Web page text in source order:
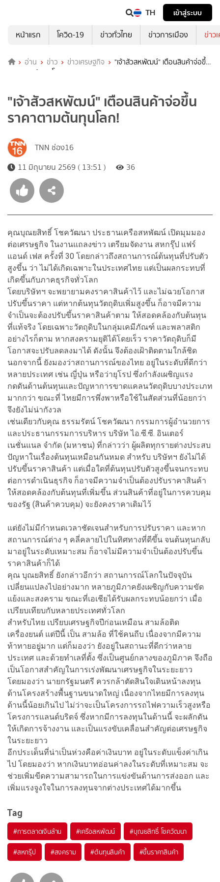
TH
เข้าสู่ระบบ
หน้าแรก
โควิด-19 ข่าวทั่วไทย ข่าวการเมือง ข่าว
อ่าน ข่าว ข่าวเศรษฐกิจ
"เจ้าสัวสหพัฒน์" เตือนสินค้าจ่อขึ้น
ราคาตามต้นทุนโลก!
"เจ้าสัวสหพัฒน์" เตือนสินค้าจ่อขึ้น
ราคาตามต้นทุนโลก!
TNN ช่อง16
11 มิถุนายน 2569 ( 13:51 )
36
คุณบุณยสิทธิ์ โชควัฒนา ประธานเครือสหพัฒน์ เปิดมุมมอง
ต่อเศรษฐกิจ ในงานแถลงข่าว เตรียมจัดงาน สหกรุ๊ป แฟร์
แอนด์ เฟส ครั้งที่ 30 โดยกล่าวถึงสถานการณ์ต้นทุนที่ปรับตัว
สูงขึ้น ว่า ไม่ได้เกิดเฉพาะในประเทศไทย แต่เป็นผลกระทบที่
เกิดขึ้นกับภาคธุรกิจทั่วโลก
โดยบริษัทฯ จะพยายามคงราคาสินค้าไว้ และไม่ฉวยโอกาส
ปรับขึ้นราคา แต่หากต้นทุนวัตถุดิบเพิ่มสูงขึ้น ก็อาจมีความ
จำเป็นจะต้องปรับขึ้นราคาสินค้าตาม ให้สอดคล้องกับต้นทุน
ที่แท้จริง โดยเฉพาะวัตถุดิบในกลุ่มเคมีภัณฑ์ และพลาสติก
อย่างไรก็ตาม หากสงครามยุติได้โดยเร็ว ราคาวัตถุดิบก็มี
โอกาสจะปรับลดลงมาได้ ดังนั้น จึงต้องเฝ้าติดตามใกล้ชิด
นอกจากนี้ ยังมองว่าสถานการณ์ของไทย อยู่ในระดับที่ดีกว่า
หลายประเทศ เช่น ญี่ปุ่น หรือว่ายุโรป ซึ่งกำลังเผชิญแรง
กดดันด้านต้นทุนและปัญหาการขาดแคลนวัตถุดิบบางประเภท
มากกว่า ขณะที่ ไทยมีการพึ่งพาหรือใช้ในสัดส่วนที่น้อยกว่า
จึงยังไม่น่ากังวล
เช่นเดียวกับคุณ ธรรมรัตน์ โชควัฒนา กรรมการผู้อำนวยการ
และประธานกรรมการบริหาร บริษัท ไอ.ซี.ซี. อินเตอร์
เนชั่นแนล จำกัด (มหาชน) ที่กล่าวว่า ผู้ผลิตทุกรายต่างประสบ
ปัญหาในเรื่องต้นทุนเหมือนกันหมด สำหรับ บริษัทฯ ยังไม่ได้
ปรับขึ้นราคาสินค้า แต่เมื่อใดที่ต้นทุนปรับตัวสูงขึ้นจนกระทบ
ต่อการดำเนินธุรกิจ ก็อาจมีความจำเป็นต้องปรับราคาสินค้า
ให้สอดคล้องกับต้นทุนที่เพิ่มขึ้น ส่วนสินค้าที่อยู่ในการควบคุม
ของรัฐ (สินค้าควบคุม) จะยังคงราคาเดิมไว้
แต่ยังไม่มีกำหนดเวลาชัดเจนสำหรับการปรับราคา และหาก
สถานการณ์ต่าง ๆ คลี่คลายไปในทิศทางที่ดีขึ้น จนต้นทุนกลับ
มาอยู่ในระดับเหมาะสม ก็อาจไม่มีความจำเป็นต้องปรับขึ้น
ราคาสินค้าก็ได้
คุณ บุณยสิทธิ์ ยังกล่าวอีกว่า สถานการณ์โลกในปัจจุบัน
เปลี่ยนแปลงไปอย่างมาก หลายภูมิภาคยังเผชิญกับความขัด
แย้งและสงคราม ขณะที่เอเชียได้รับผลกระทบน้อยกว่า เมื่อ
เปรียบเทียบกับหลายประเทศทั่วโลก
สำหรับไทย เปรียบเศรษฐกิจปีก่อนเหมือน สามล้อติด
เครื่องยนต์ แต่ปีนี้ เป็น สามล้อ ที่ใช้คนถีบ เนื่องจากมีความ
ท้าทายอยู่มาก แต่ก็มองว่า ยังอยู่ในสถานะที่ดีกว่าหลาย
ประเทศ และด้วยทำเลที่ตั้ง ซึ่งเป็นศูนย์กลางของภูมิภาค จึงถือ
เป็นโอกาสสำคัญในการเร่งพัฒนาเศรษฐกิจในระยะยาว
โดยมองว่า นายกรัฐมนตรี ควรกล้าตัดสินใจเดินหน้าลงทุน
ด้านโครงสร้างพื้นฐานขนาดใหญ่ เนื่องจากไทยมีการลงทุน
ด้านนี้น้อยเกินไป ไม่ว่าจะเป็นโครงการรถไฟความเร็วสูงหรือ
โครงการแลนด์บริดจ์ ซึ่งหากมีการลงทุนในด้านนี้ จะผลักดัน
ให้เกิดการจ้างงาน และเป็นแรงขับเคลื่อนสำคัญต่อเศรษฐกิจ
ในระยะยาว
อีกประเด็นที่น่าเป็นห่วงคือค่าเงินบาท อยู่ในระดับแข็งค่าเกิน
ไป โดยมองว่า หากเงินบาทอ่อนค่าลงในระดับที่เหมาะสม จะ
ช่วยเพิ่มขีดความสามารถในการแข่งขันด้านการส่งออก และ
เพิ่มแรงจูงใจในการลงทุนจากต่างประเทศได้มากขึ้น
Tag
#การตลาดเงินล้าน #เครือสหพัฒน์ #บุณยสิทธิ์ โชควัฒนา
#สหกรุ๊ป #สงคราม #ต้นทุนสินค้า #ขึ้นราคาสินค้า